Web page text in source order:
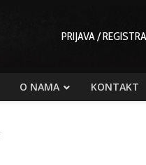
PRIJAVA /
O NAMA KONTAKT